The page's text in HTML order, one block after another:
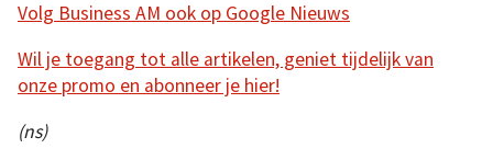
Volg Business AM ook op Google Nieuws
Wil je toegang tot alle artikelen, geniet tijdelijk van
onze promo en abonneer je hier!
(ns)